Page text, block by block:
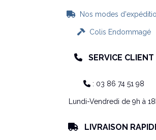
 Nos modes
Colis Endommagé
 SERVICE CLIENT
 : 03 86 74 51 98
Lundi-Vendredi de 9h à
 LIVRAISON